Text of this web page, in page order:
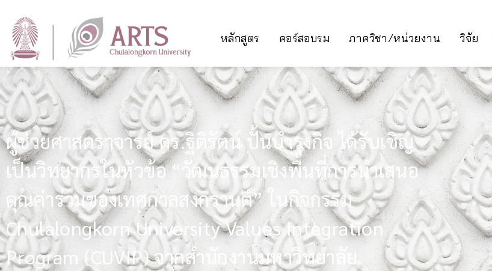
หลักสูตร คอร์สอบรม ภาควิชา/หน่วยงาน วิจัย
ผู้ช่วยศาสตราจารย์ ดร.ฐิติรัตน์ ปั้นบำรุงกิจ ได้รับเชิญ
เป็นวิทยากรในหัวข้อ “วัฒนธรรมเชิงพื้นที่การนำเสนอ
คุณค่าร่วมของเทศกาลสงกรานต์” ในกิจกรรม
Chulalongkorn University Values Integration
Program (CUVIP) จากสำนักงานมหาวิทยาลัย